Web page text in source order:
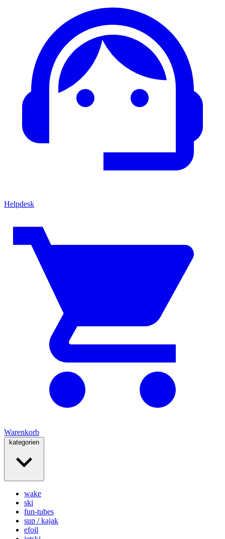
Helpdesk
Warenkorb
kategorien
wake
ski
fun-tubes
sup / kajak
efoil